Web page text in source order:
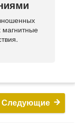
магнитные
Следующие